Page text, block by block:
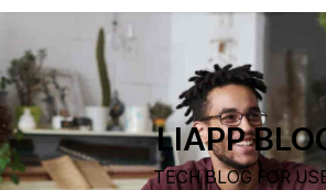
LIAPP
TECH BLOG FOR